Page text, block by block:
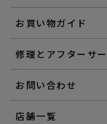
お買い物ガイド
修理とアフターサ
お問い合わせ
店舗一覧